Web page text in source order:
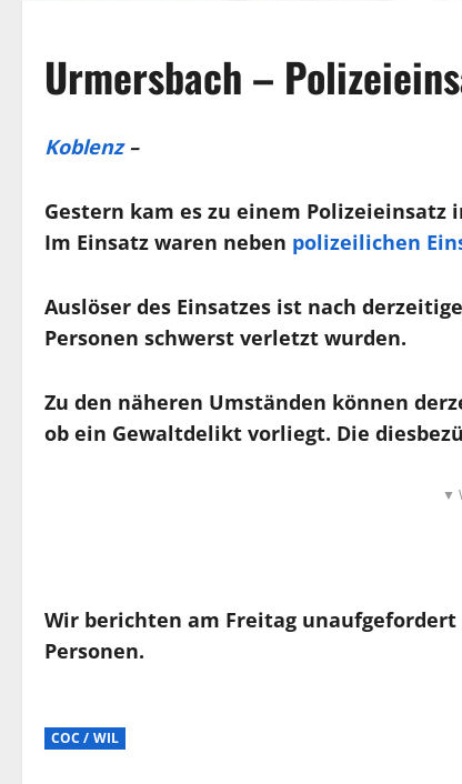
Urmersbach –
Koblenz–
Gestern kam es zu einem Polizeieinsatz
Im Einsatz waren neben polizeilichen
Auslöser des Einsatzes ist nach
Personen schwerst verletzt wurden.
Zu den näheren Umständen können
ob ein Gewaltdelikt vorliegt. Die
▼
Wir berichten am Freitag
Personen.
COC / WIL